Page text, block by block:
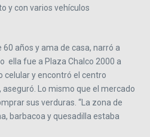
y con varios vehículos
60 años y ama de casa, narró a
ella fue a Plaza Chalco 2000 a
celular y encontró el centro
aseguró. Lo mismo que el mercado
sus verduras. “La zona de
barbacoa y quesadilla estaba